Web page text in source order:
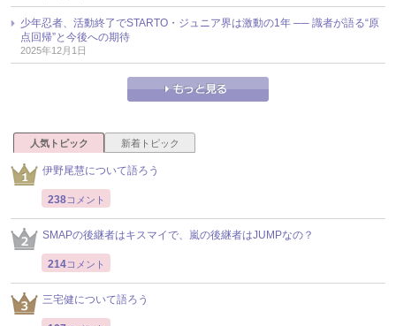
少年忍者、活動終了でSTARTO・ジュニア界は激動の1年 ── 識者が語る“原
点回帰”と今後への期待
2025年12月1日
人気トピック 新着トピック
伊野尾慧について語ろう
238コメント
SMAPの後継者はキスマイで、嵐の後継者はJUMPなの？
214コメント
三宅健について語ろう